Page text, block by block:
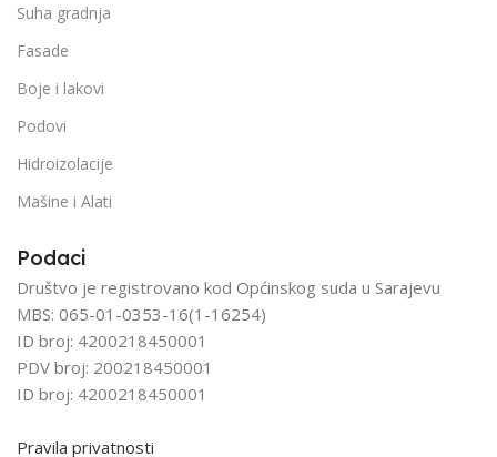
Suha gradnja
Fasade
Boje i lakovi
Podovi
Hidroizolacije
Mašine i Alati
Podaci
Društvo je registrovano kod Općinskog suda u Sarajevu
MBS: 065-01-0353-16(1-16254)
ID broj: 4200218450001
PDV broj: 200218450001
ID broj: 4200218450001
Pravila privatnosti